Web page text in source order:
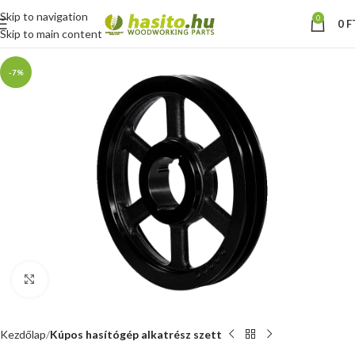
Skip to navigation
Skip to main content
0 0
-7%
Nagyításhoz kattints ide
Kezdőlap Kúpos hasítógép alkatrész szett